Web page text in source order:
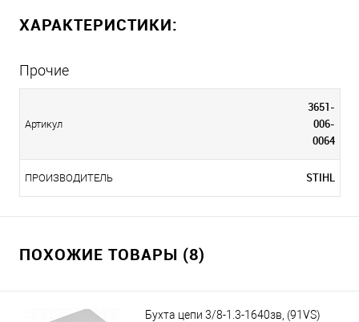
ХАРАКТЕРИСТИКИ:
Прочие
Артикул
3651-
006-
0064
ПРОИЗВОДИТЕЛЬ STIHL
ПОХОЖИЕ ТОВАРЫ (8)
Бухта цепи 3/8-1.3-1640зв, (91VS)